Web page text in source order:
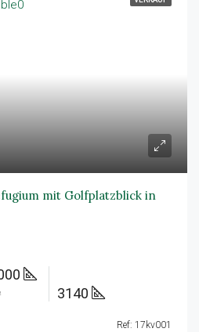
mit Golfplatzblick in
3140
Ref: 17kv001